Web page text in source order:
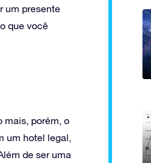
um presente
que você
mais, porém, o
um hotel legal,
de ser uma